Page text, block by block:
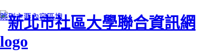
跳到主要內容區塊